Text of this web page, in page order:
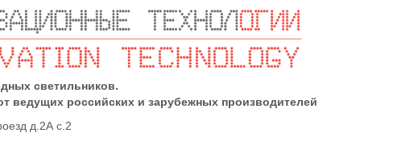
светильников.
ведущих российских и зарубежных производителей
д.2А с.2